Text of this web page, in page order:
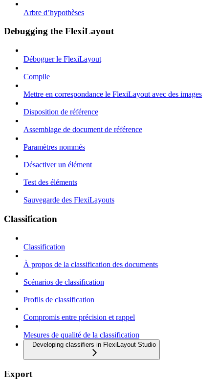
Arbre d’hypothèses
Debugging the FlexiLayout
Déboguer le FlexiLayout
Compile
Mettre en correspondance le FlexiLayout avec des images
Disposition de référence
Assemblage de document de référence
Paramètres nommés
Désactiver un élément
Test des éléments
Sauvegarde des FlexiLayouts
Classification
Classification
À propos de la classification des documents
Scénarios de classification
Profils de classification
Compromis entre précision et rappel
Mesures de qualité de la classification
Developing classifiers in FlexiLayout Studio
Export